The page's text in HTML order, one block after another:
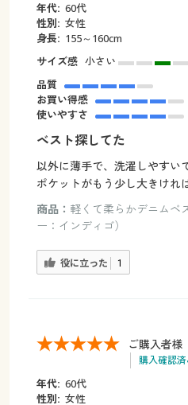
年代: 60代
性別: 女性
身長: 155～160cm
サイズ感 小さい
品質
お買い得感
使いやすさ
ベスト探してた
以外に薄手で、洗濯しやすい
ポケットがもう少し大きけ
商品： 軽くて柔らかデニムベ
ー：インディゴ）
役に立った 1
ご購入者様
購入確認
年代: 60代
性別: 女性